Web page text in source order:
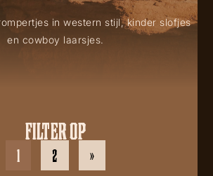
in western stijl, kinder slofjes
en cowboy laarsjes.
FILTER OP
1 2 »